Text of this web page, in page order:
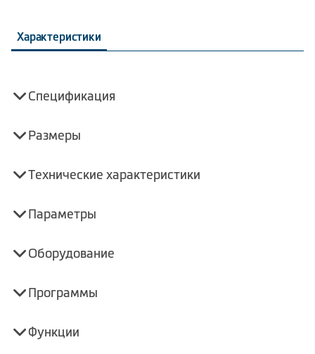
Характеристики
Спецификация
Размеры
Технические характеристики
Параметры
Оборудование
Программы
Функции